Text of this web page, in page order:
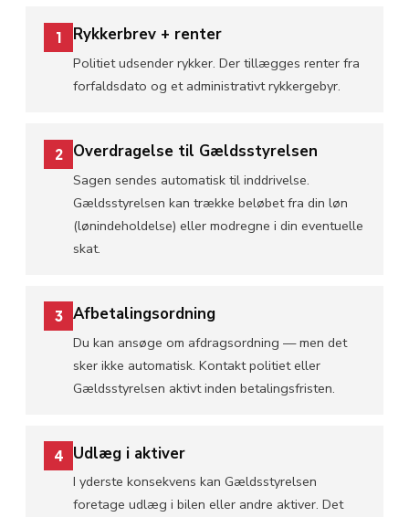
1 Rykkerbrev + renter
Politiet udsender rykker. Der tillægges renter fra
forfaldsdato og et administrativt rykkergebyr.
2 Overdragelse til Gældsstyrelsen
Sagen sendes automatisk til inddrivelse.
Gældsstyrelsen kan trække beløbet fra din løn
(lønindeholdelse) eller modregne i din eventuelle
skat.
3 Afbetalingsordning
Du kan ansøge om afdragsordning — men det
sker ikke automatisk. Kontakt politiet eller
Gældsstyrelsen aktivt inden betalingsfristen.
4 Udlæg i aktiver
I yderste konsekvens kan Gældsstyrelsen
foretage udlæg i bilen eller andre aktiver. Det